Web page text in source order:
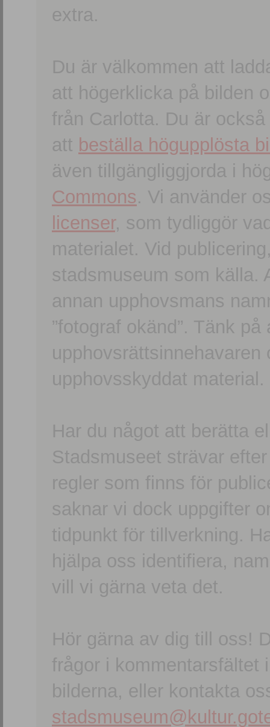
extra.
Du är välkommen att
att högerklicka på bilden
från Carlotta. Du är
att beställa högupplösta
även tillgängliggjorda i
Commons. Vi använder
licenser, som tydliggör
materialet. Vid
stadsmuseum som källa.
annan upphovsmans
”fotograf okänd”. Tänk
upphovsskyddat material.
Har du något att berätta
Stadsmuseet strävar
regler som finns för
saknar vi dock uppgifter
tidpunkt för tillverkning.
hjälpa oss identifiera,
vill vi gärna veta det.
Hör gärna av dig till oss!
frågor i kommentarsfältet
bilderna, eller kontakta